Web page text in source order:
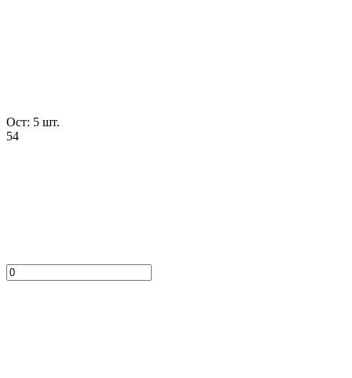
Ост: 5 шт.
54